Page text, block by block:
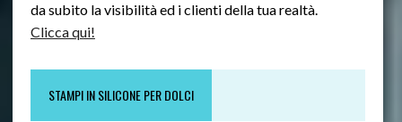
da subito la visibilità ed i clienti della tua realtà.
Clicca qui!
STAMPI IN SILICONE PER DOLCI